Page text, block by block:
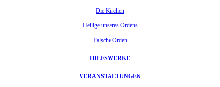
Die Kirchen
Heilige unseres Ordens
Falsche Orden
HILFSWERKE
VERANSTALTUNGEN